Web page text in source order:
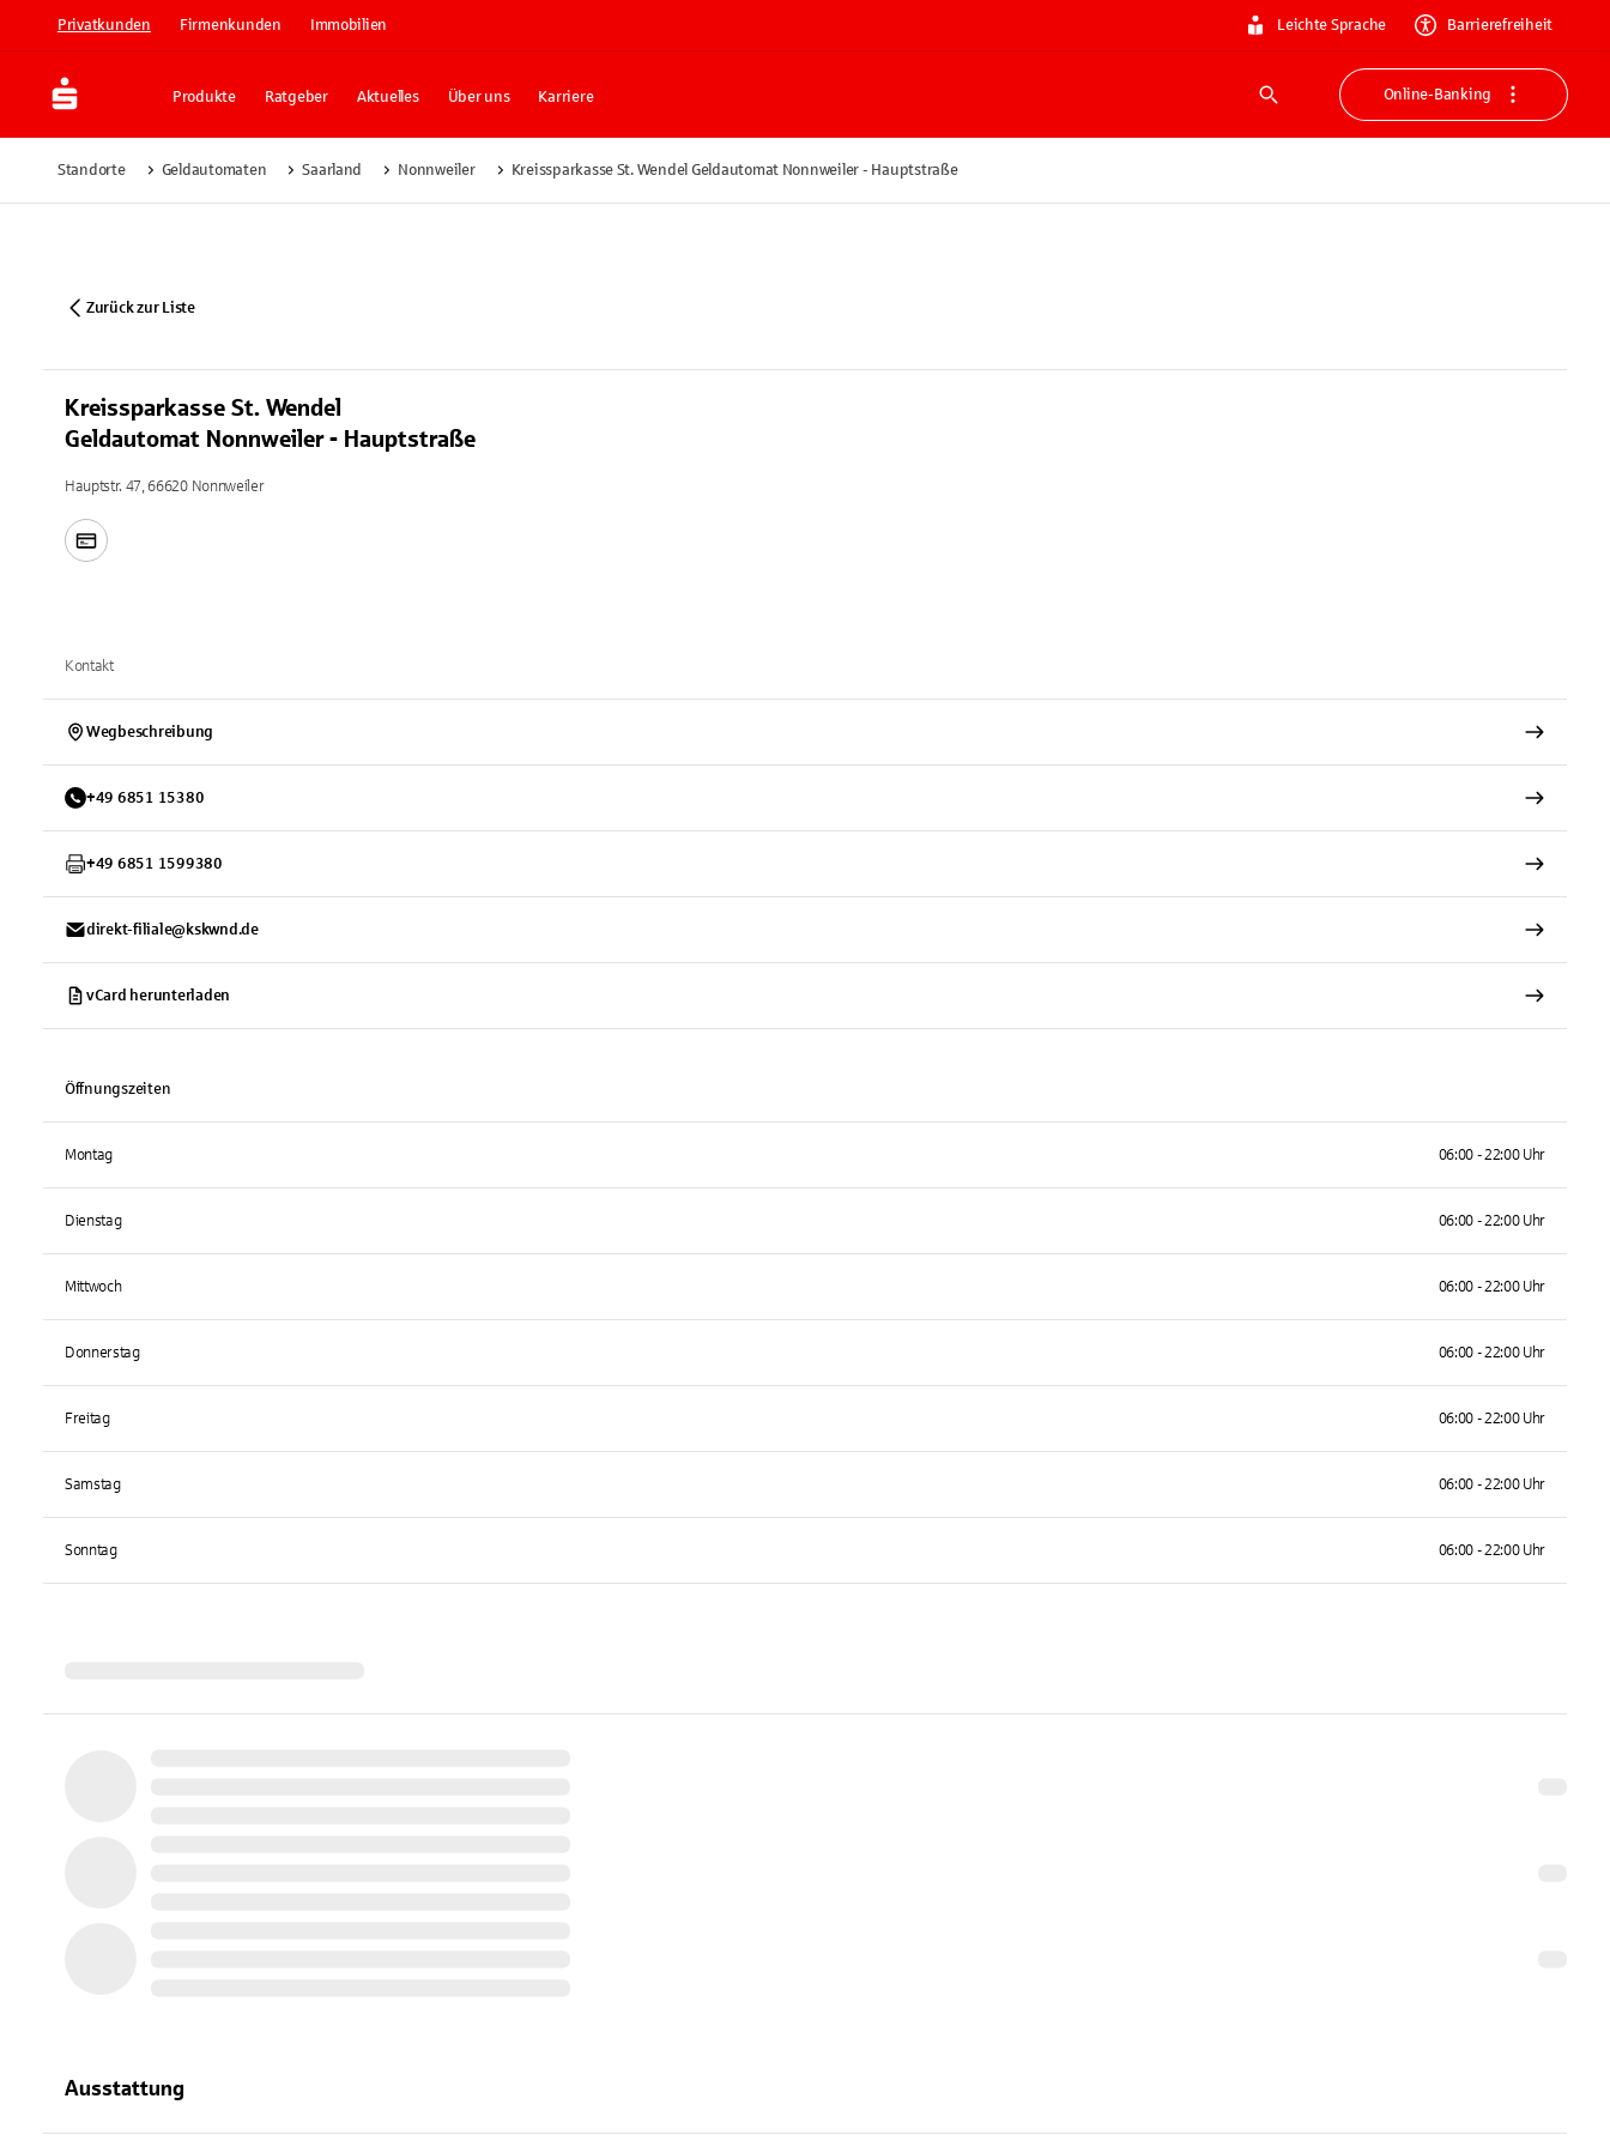
Privatkunden Firmenkunden Immobilien Leichte Sprache Barrierefreiheit
Produkte Ratgeber Aktuelles Über uns Karriere
Suche
Online-Banking
Standorte Geldautomaten Saarland Nonnweiler Kreissparkasse St. Wendel Geldautomat Nonnweiler - Hauptstraße
Zurück zur Liste
Kreissparkasse St. Wendel
Geldautomat Nonnweiler - Hauptstraße
Hauptstr. 47, 66620 Nonnweiler
Kontakt
Wegbeschreibung
+49 6851 15380
+49 6851 1599380
direkt-filiale@kskwnd.de
vCard herunterladen
Öffnungszeiten
Montag 06:00 - 22:00 Uhr
Dienstag 06:00 - 22:00 Uhr
Mittwoch 06:00 - 22:00 Uhr
Donnerstag 06:00 - 22:00 Uhr
Freitag 06:00 - 22:00 Uhr
Samstag 06:00 - 22:00 Uhr
Sonntag 06:00 - 22:00 Uhr
Ausstattung